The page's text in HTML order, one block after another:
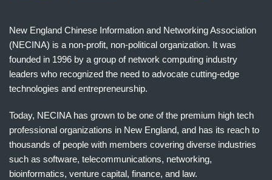
New England Chinese Information and Networking Association
(NECINA) is a non-profit, non-political organization. It was
founded in 1996 by a group of network computing industry
leaders who recognized the need to advocate cutting-edge
technologies and entrepreneurship.
Today, NECINA has grown to be one of the premium high tech
professional organizations in New England, and has its reach to
thousands of people with members covering diverse industries
such as software, telecommunications, networking,
bioinformatics, venture capital, finance, and law.